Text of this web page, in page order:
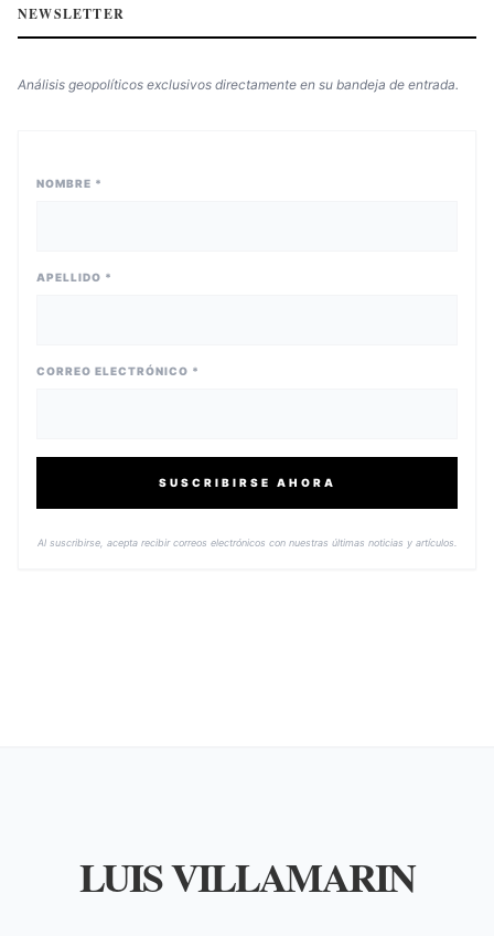
NEWSLETTER
Análisis geopolíticos exclusivos directamente en su bandeja de entrada.
NOMBRE *
APELLIDO *
CORREO ELECTRÓNICO *
SUSCRIBIRSE AHORA
Al suscribirse, acepta recibir correos electrónicos con nuestras últimas noticias y artículos.
LUIS VILLAMARIN